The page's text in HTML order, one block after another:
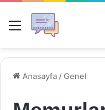
Menü
Anasayfa /Genel